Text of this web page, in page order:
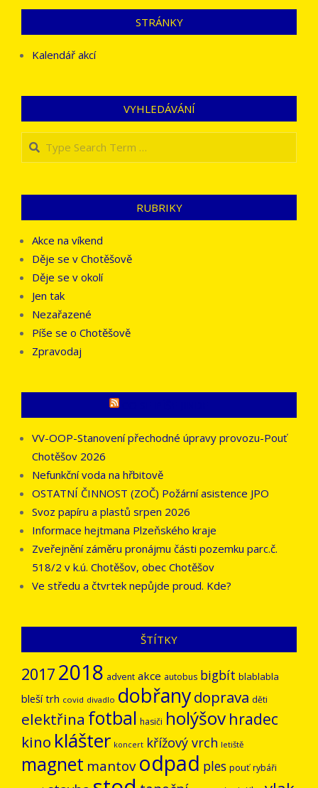
STRÁNKY
Kalendář akcí
VYHLEDÁVÁNÍ
Search
RUBRIKY
Akce na víkend
Děje se v Chotěšově
Děje se v okolí
Jen tak
Nezařazené
Píše se o Chotěšově
Zpravodaj
VV-OOP-Stanovení přechodné úpravy provozu-Pouť
Chotěšov 2026
Nefunkční voda na hřbitově
OSTATNÍ ČINNOST (ZOČ) Požární asistence JPO
Svoz papíru a plastů srpen 2026
Informace hejtmana Plzeňského kraje
Zveřejnění záměru pronájmu části pozemku parc.č.
518/2 v k.ú. Chotěšov, obec Chotěšov
Ve středu a čtvrtek nepůjde proud. Kde?
ŠTÍTKY
2017 2018 advent akce autobus bigbít blablabla
bleší trh covid divadlo dobřanydoprava děti
elektřina fotbal hasiči holýšov hradec
kino klášter koncert křížový vrch letiště
magnet mantov odpad ples pouť rybáři